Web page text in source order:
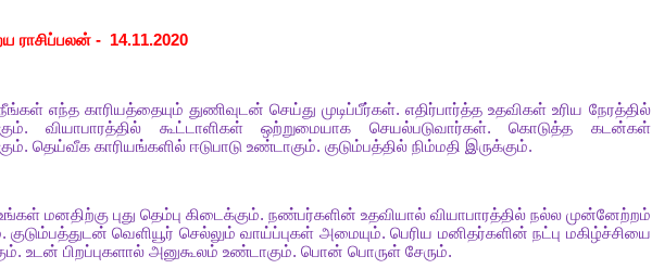
ராசிப்பலன்- 14.11.2020
எந்த காரியத்தையும் துணிவுடன் செய்து முடிப்பீர்கள்.எதிர்பார்த்த உதவிகள் உரிய நேரத்தில்
. வியாபாரத்தில் கூட்டாளிகள் ஒற்றுமையாக செயல்படுவார்கள். கொடுத்த
கடன்கள்
. தெய்வீக காரியங்களில் ஈடுபாடு உண்டாகும். குடும்பத்தில் நிம்மதி இருக்கும்.
மனதிற்கு புது தெம்பு கிடைக்கும். நண்பர்களின் உதவியால் வியாபாரத்தில் நல்ல முன்னேற்றம்
. குடும்பத்துடன் வெளியூர் செல்லும் வாய்ப்புகள் அமையும்.பெரிய மனிதர்களின் நட்பு மகிழ்ச்சியை
. உடன் பிறப்புகளால் அனுகூலம் உண்டாகும். பொன் பொருள் சேரும்.